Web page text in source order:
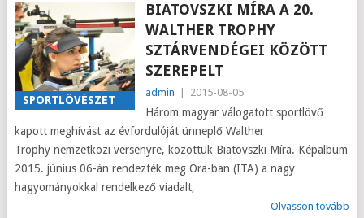
SPORTLÖVÉSZET
BIATOVSZKI MÍRA A 20.
WALTHER TROPHY
SZTÁRVENDÉGEI KÖZÖTT
SZEREPELT
admin 2015-08-05
Három magyar válogatott sportlövő
kapott meghívást az évfordulóját ünneplő Walther
Trophy nemzetközi versenyre, közöttük Biatovszki Míra. Képalbum
2015. június 06-án rendezték meg Ora-ban (ITA) a nagy
hagyományokkal rendelkező viadalt,
Olvasson tovább